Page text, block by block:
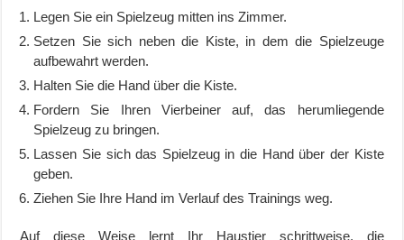
Legen Sie ein Spielzeug mitten ins Zimmer.
Setzen Sie sich neben die Kiste, in dem die Spielzeuge
aufbewahrt werden.
Halten Sie die Hand über die Kiste.
Fordern Sie Ihren Vierbeiner auf, das herumliegende
Spielzeug zu bringen.
Lassen Sie sich das Spielzeug in die Hand über der Kiste
geben.
Ziehen Sie Ihre Hand im Verlauf des Trainings weg.
Auf diese Weise lernt Ihr Haustier schrittweise, die